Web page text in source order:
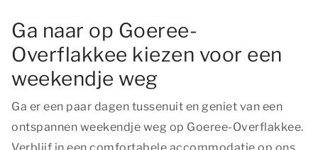
Ga naar op Goeree-
Overflakkee kiezen voor een
weekendje weg
Ga er een paar dagen tussenuit en geniet van een
ontspannen weekendje weg op Goeree-Overflakkee.